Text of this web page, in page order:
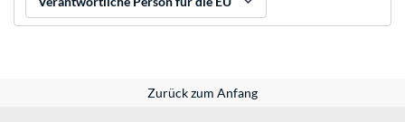
Zurück zum Anfang